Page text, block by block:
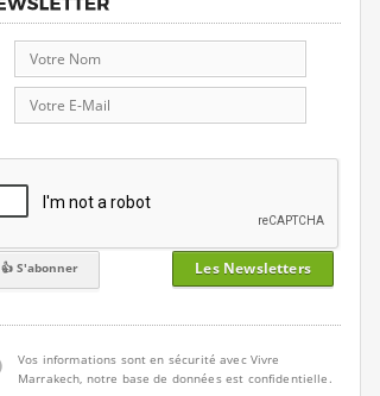
Les Newsletters
Vos informations sont en sécurité avec Vivre
Marrakech, notre base de données est confidentielle.